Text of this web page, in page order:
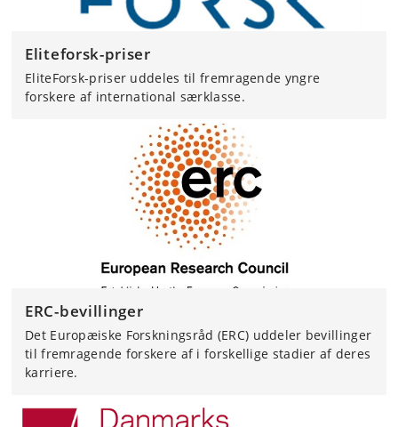
Eliteforsk-priser
EliteForsk-priser uddeles til fremragende yngre
forskere af international særklasse.
ERC-bevillinger
Det Europæiske Forskningsråd (ERC) uddeler bevillinger
til fremragende forskere af i forskellige stadier af deres
karriere.